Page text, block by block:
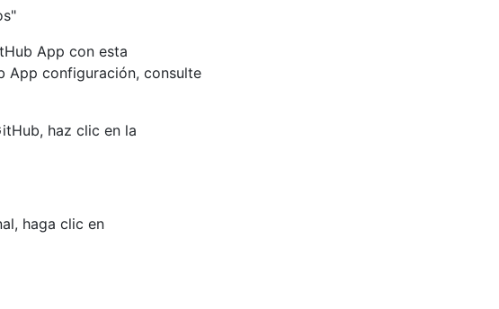
App con esta
App configuración, consulte
haz clic en la
haga clic en